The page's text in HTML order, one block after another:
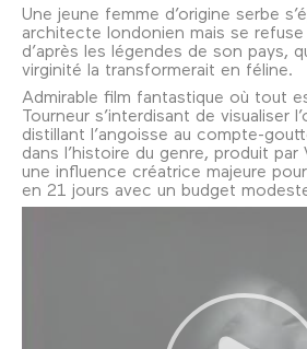
Une jeune femme d’origine serbe
architecte londonien mais se refuse
d’après les légendes de son pays,
virginité la transformerait en féline.
Admirable film fantastique où tout
Tourneur s’interdisant de visualiser
distillant l’angoisse au compte-
dans l’histoire du genre, produit
une influence créatrice majeure
en 21 jours avec un budget